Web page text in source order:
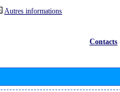
Autres informations
Contacts